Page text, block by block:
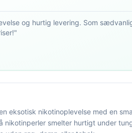
og hurtig levering. Som
"
eksotisk nikotinoplevelse med en
nikotinperler smelter hurtigt under